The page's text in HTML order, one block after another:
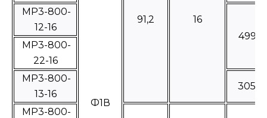
Ф1В
91,2 16
МР3-800-
12-16
МР3-800-
22-16
МР3-800-
13-16
МР3-800-